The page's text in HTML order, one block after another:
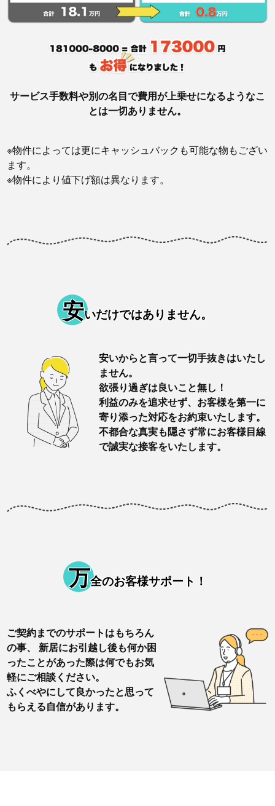
サービス手数料や別の名目で費用が上乗せになるようなこ
とは一切ありません。
※物件によっては更にキャッシュバックも可能な物もござい
ます。
※物件により値下げ額は異なります。
安いだけではありません。
安いからと言って一切手抜きはいたし
ません。
欲張り過ぎは良いこと無し！
利益のみを追求せず、お客様を第一に
寄り添った対応をお約束いたします。
不都合な真実も隠さず常にお客様目線
で誠実な接客をいたします。
万全のお客様サポート！
ご契約までのサポートはもちろん
の事、 新居にお引越し後も何か困
ったことがあった際は何でもお気
軽にご相談ください。
ふくべやにして良かったと思って
もらえる自信があります。